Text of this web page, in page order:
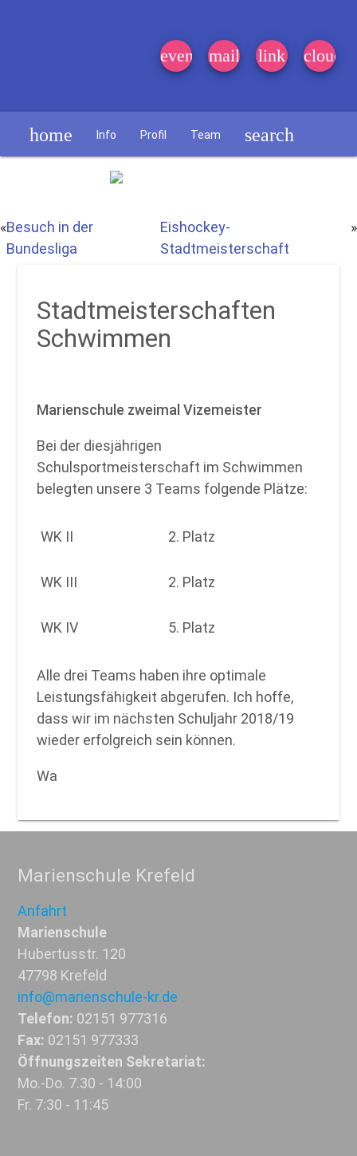
event_note
mail link cloud
home Info Profil Team search
«Besuch in der
Bundesliga
Eishockey-
Stadtmeisterschaft
»
Stadtmeisterschaften
Schwimmen
Marienschule zweimal Vizemeister
Bei der diesjährigen
Schulsportmeisterschaft im Schwimmen
belegten unsere 3 Teams folgende Plätze:
WK II 2. Platz
WK III 2. Platz
WK IV 5. Platz
Alle drei Teams haben ihre optimale
Leistungsfähigkeit abgerufen. Ich hoffe,
dass wir im nächsten Schuljahr 2018/19
wieder erfolgreich sein können.
Wa
Marienschule Krefeld
Anfahrt
Marienschule
Hubertusstr. 120
47798 Krefeld
info@marienschule-kr.de
Telefon: 02151 977316
Fax: 02151 977333
Öffnungszeiten Sekretariat:
Mo.-Do. 7.30 - 14:00
Fr. 7:30 - 11:45